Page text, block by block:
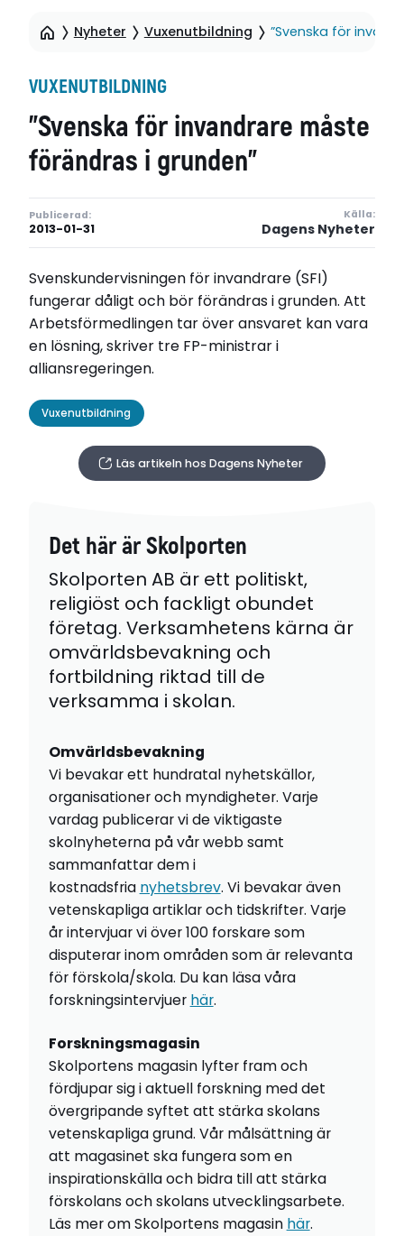
Nyheter Vuxenutbildning ”Svenska för
VUXENUTBILDNING
”Svenska för invandrare måste
förändras i grunden”
Publicerad:
2013-01-31
Källa:
Dagens Nyheter
Svenskundervisningen för invandrare (SFI)
fungerar dåligt och bör förändras i grunden. Att
Arbetsförmedlingen tar över ansvaret kan vara
en lösning, skriver tre FP-ministrar i
alliansregeringen.
Vuxenutbildning
Läs artikeln hos Dagens Nyheter
Det här är Skolporten
Skolporten AB är ett politiskt,
religiöst och fackligt obundet
företag. Verksamhetens kärna är
omvärldsbevakning och
fortbildning riktad till de
verksamma i skolan.
Omvärldsbevakning
Vi bevakar ett hundratal nyhetskällor,
organisationer och myndigheter. Varje
vardag publicerar vi de viktigaste
skolnyheterna på vår webb samt
sammanfattar dem i
kostnadsfria nyhetsbrev. Vi bevakar även
vetenskapliga artiklar och tidskrifter. Varje
år intervjuar vi över 100 forskare som
disputerar inom områden som är relevanta
för förskola/skola. Du kan läsa våra
forskningsintervjuer här.
Forskningsmagasin
Skolportens magasin lyfter fram och
fördjupar sig i aktuell forskning med det
övergripande syftet att stärka skolans
vetenskapliga grund. Vår målsättning är
att magasinet ska fungera som en
inspirationskälla och bidra till att stärka
förskolans och skolans utvecklingsarbete.
Läs mer om Skolportens magasin här.